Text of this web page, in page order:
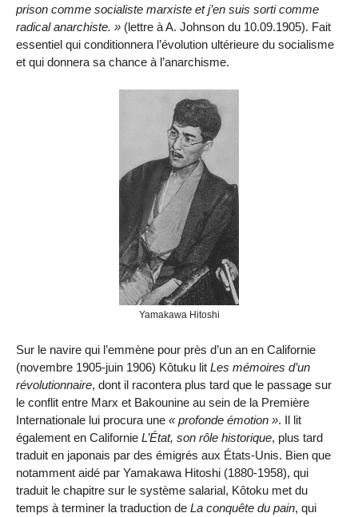
prison comme socialiste marxiste et j’en suis sorti comme
radical anarchiste.
(lettre à A. Johnson du 10.09.1905). Fait
essentiel qui conditionnera l’évolution ultérieure du socialisme
et qui donnera sa chance à l’anarchisme.
Yamakawa Hitoshi
Sur le navire qui l’emmène pour près d’un an en Californie
(novembre 1905-juin 1906) Kôtuku lit Les mémoires d’un
révolutionnaire, dont il racontera plus tard que le passage sur
le conflit entre Marx et Bakounine au sein de la Première
Internationale lui procura une
profonde émotion
. Il lit
également en Californie L’État, son rôle historique, plus tard
traduit en japonais par des émigrés aux États-Unis. Bien que
notamment aidé par Yamakawa Hitoshi (1880-1958), qui
traduit le chapitre sur le système salarial, Kôtoku met du
temps à terminer la traduction de La conquête du pain, qui